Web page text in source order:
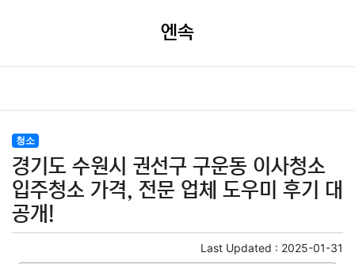
엔속
청소
경기도 수원시 권선구 구운동 이사청소
입주청소 가격, 전문 업체 도우미 후기 대
공개!
Last Updated : 2025-01-31